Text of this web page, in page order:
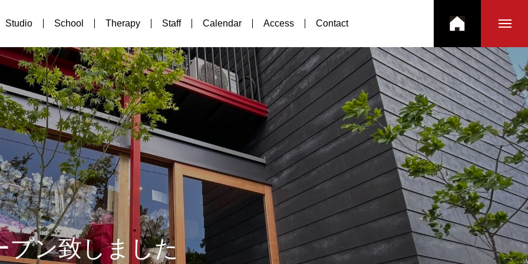
Studio School Therapy Staff Calendar Access Contact
プン致しました